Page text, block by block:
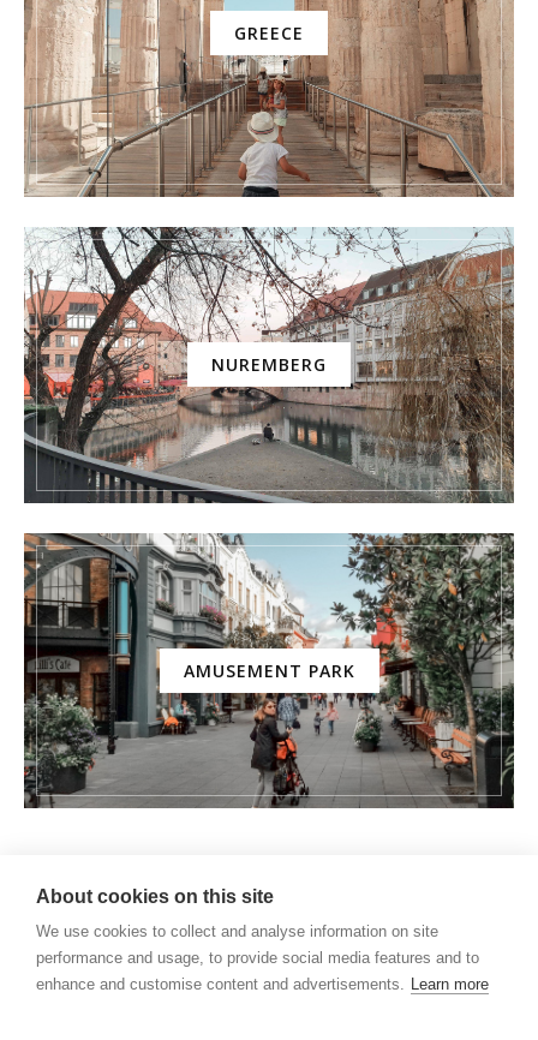
GREECE
NUREMBERG
AMUSEMENT PARK
About cookies on this site
We use cookies to collect and analyse information on site
performance and usage, to provide social media features and to
enhance and customise content and advertisements. Learn more